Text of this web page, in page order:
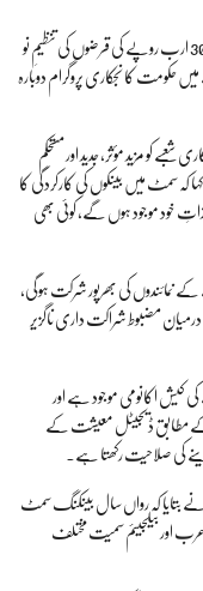
انہوں نے کہا کہ پی آئی اے کی نجکاری بینکوں کی جانب سے 300 ارب روپے کی قرضوں کی تنظیمِ نو
کا نجکاری پروگرام دوبارہ
کو مزید مؤثر، جدید اور مستحکم
سمٹ میں بینکوں کی کارکردگی کا
خود موجود ہوں گے، کوئی بھی
نمائندوں کی بھرپور شرکت ہوگی،
مضبوط شراکت داری ناگزیر
ملک میں 12 سے 13 ارب روپے کی کیش اکانومی موجود ہے اور
کے مطابق ڈیجیٹل معیشت کے
کی صلاحیت رکھتا ہے۔
نے بتایا کہ رواں سال بینکنگ سمٹ
عرب اور بیلجیئم سمیت مختلف